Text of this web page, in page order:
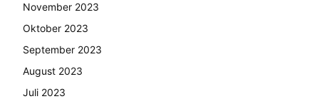
November 2023
Oktober 2023
September 2023
August 2023
Juli 2023